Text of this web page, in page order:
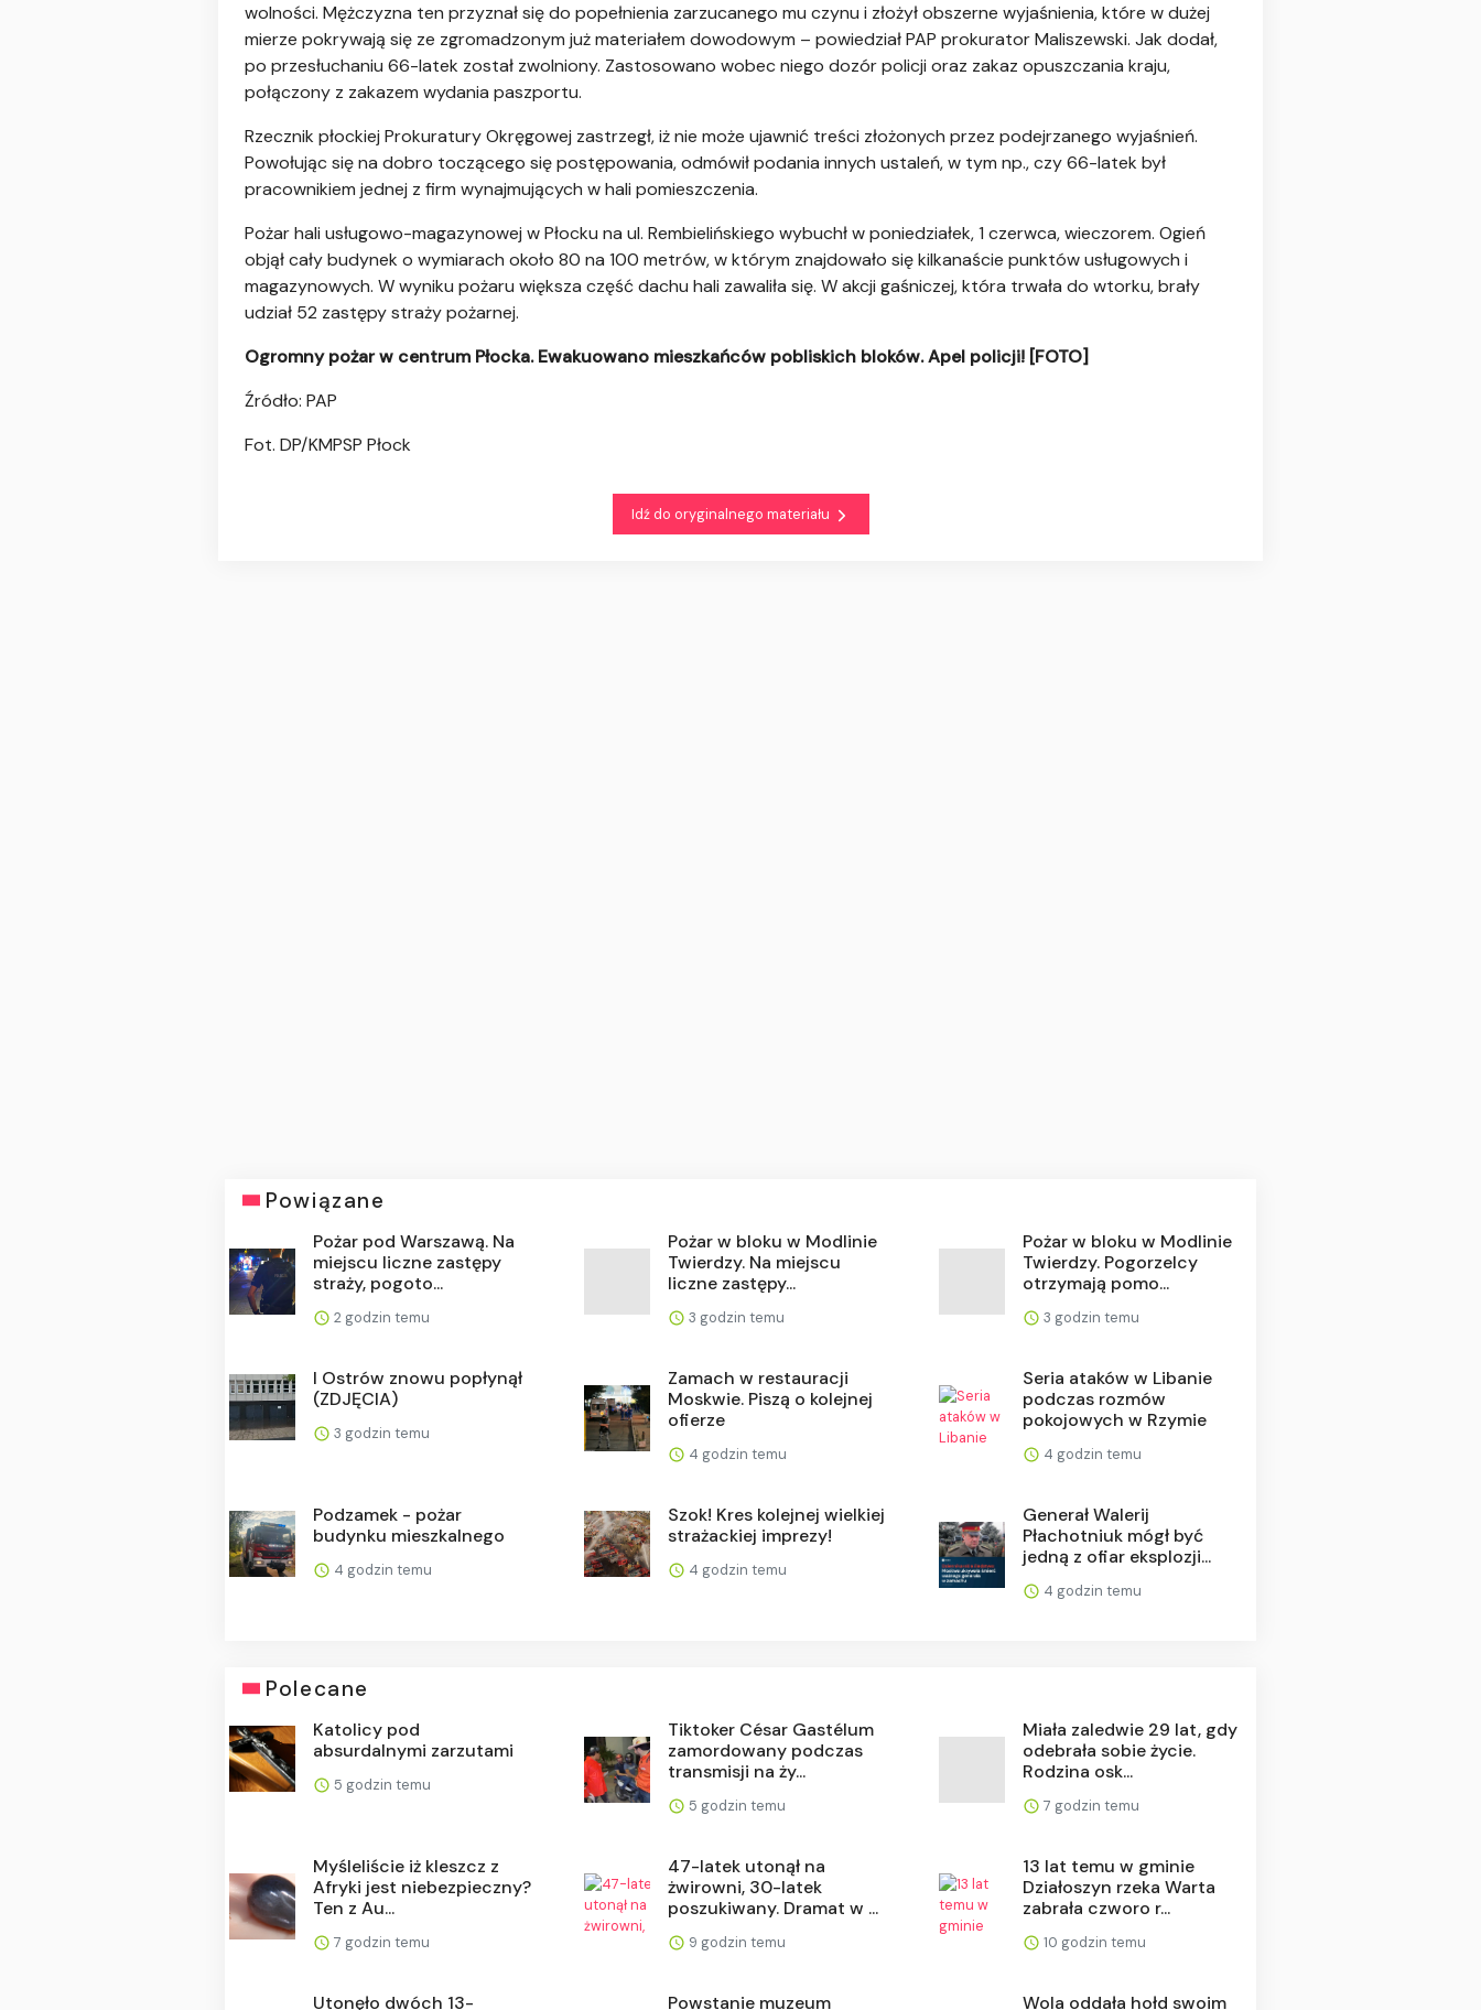
wolności. Mężczyzna ten przyznał się do popełnienia zarzucanego mu czynu i złożył obszerne wyjaśnienia, które w dużej
mierze pokrywają się ze zgromadzonym już materiałem dowodowym – powiedział PAP prokurator Maliszewski. Jak dodał,
po przesłuchaniu 66-latek został zwolniony. Zastosowano wobec niego dozór policji oraz zakaz opuszczania kraju,
połączony z zakazem wydania paszportu.
Rzecznik płockiej Prokuratury Okręgowej zastrzegł, iż nie może ujawnić treści złożonych przez podejrzanego wyjaśnień.
Powołując się na dobro toczącego się postępowania, odmówił podania innych ustaleń, w tym np., czy 66-latek był
pracownikiem jednej z firm wynajmujących w hali pomieszczenia.
Pożar hali usługowo-magazynowej w Płocku na ul. Rembielińskiego wybuchł w poniedziałek, 1 czerwca, wieczorem. Ogień
objął cały budynek o wymiarach około 80 na 100 metrów, w którym znajdowało się kilkanaście punktów usługowych i
magazynowych. W wyniku pożaru większa część dachu hali zawaliła się. W akcji gaśniczej, która trwała do wtorku, brały
udział 52 zastępy straży pożarnej.
Ogromny pożar w centrum Płocka. Ewakuowano mieszkańców pobliskich bloków. Apel policji! [FOTO]
Źródło: PAP
Fot. DP/KMPSP Płock
Idź do oryginalnego materiału
Powiązane
Pożar pod Warszawą. Na
miejscu liczne zastępy
straży, pogoto...
2 godzin temu
Pożar w bloku w Modlinie
Twierdzy. Na miejscu
liczne zastępy...
3 godzin temu
Pożar w bloku w Modlinie
Twierdzy. Pogorzelcy
otrzymają pomo...
3 godzin temu
I Ostrów znowu popłynął
(ZDJĘCIA)
3 godzin temu
Zamach w restauracji
Moskwie. Piszą o kolejnej
ofierze
4 godzin temu
Seria ataków w Libanie
podczas rozmów
pokojowych w Rzymie
4 godzin temu
Podzamek - pożar
budynku mieszkalnego
4 godzin temu
Szok! Kres kolejnej wielkiej
strażackiej imprezy!
4 godzin temu
Generał Walerij
Płachotniuk mógł być
jedną z ofiar eksplozji...
4 godzin temu
Polecane
Katolicy pod
absurdalnymi zarzutami
5 godzin temu
Tiktoker César Gastélum
zamordowany podczas
transmisji na ży...
5 godzin temu
Miała zaledwie 29 lat, gdy
odebrała sobie życie.
Rodzina osk...
7 godzin temu
Myśleliście iż kleszcz z
Afryki jest niebezpieczny?
Ten z Au...
7 godzin temu
47-latek utonął na
żwirowni, 30-latek
poszukiwany. Dramat w ...
9 godzin temu
13 lat temu w gminie
Działoszyn rzeka Warta
zabrała czworo r...
10 godzin temu
Utonęło dwóch 13- Powstanie muzeum Wola oddała hołd swoim